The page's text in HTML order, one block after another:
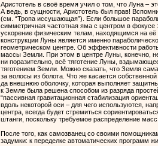
Аристотель в своё время учил о том, что Луна –
А ведь, в сущности, Аристотель был прав!
(см. “Тропа иссушающая”). Если большое
симметричная частотная яма с центром в фокусе
ускорение физическим телам, находящимся на её
конструкции Луны является именно
геометрическом центре. Об эффективности
массы Земли. При этом в центре Луны, конечно,
ни поразительно, всё тяготение Луны,
тяготением Земли. Можно сказать, что Земля
за волосы из болота. Что же касается
да внешнюю оболочку, которая выполняет
к Земле была решена способом из разряда
“пассивная гравитационная стабилизация
вдоль некоторой оси – для чего используются,
центра, всегда будет стремиться
штанги, поскольку требуемое распределение
После того, как самозванец со своими
задумки: к переделке автоматических программ